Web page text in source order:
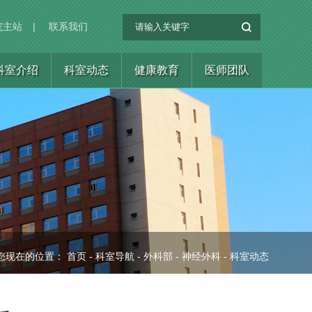
主站 | 联系我们
室介绍 科室动态 健康教育 医师团队
现在的位置： 首页 - 科室导航 - 外科部 - 神经外科 - 科室动态